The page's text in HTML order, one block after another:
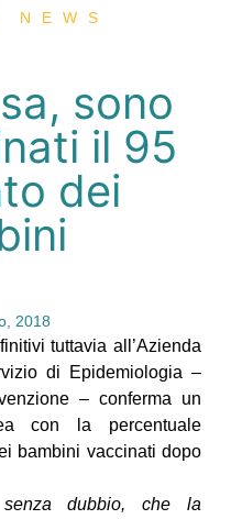
NEWS
sono
il 95
dei
2018
tuttavia all’Azienda
di Epidemiologia –
– conferma un
con la percentuale
bambini vaccinati dopo
senza dubbio, che la